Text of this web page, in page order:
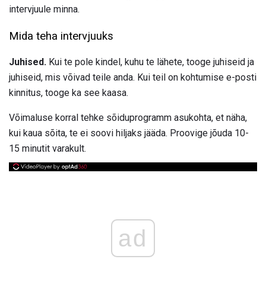
intervjuule minna.
Mida teha intervjuuks
Juhised. Kui te pole kindel, kuhu te lähete, tooge juhiseid ja
juhiseid, mis võivad teile anda. Kui teil on kohtumise e-posti
kinnitus, tooge ka see kaasa.
Võimaluse korral tehke sõiduprogramm asukohta, et näha,
kui kaua sõita, te ei soovi hiljaks jääda. Proovige jõuda 10-
15 minutit varakult.
ad